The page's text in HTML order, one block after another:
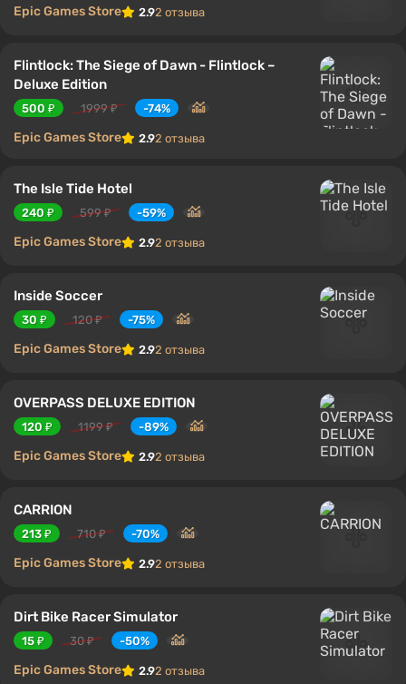
Epic Games Store 2.92 отзыва
Flintlock: The Siege of Dawn - Flintlock –
Deluxe Edition
500 ₽ 1999 ₽ -74%
Epic Games Store 2.92 отзыва
The Isle Tide Hotel
240 ₽ 599 ₽ -59%
Epic Games Store 2.92 отзыва
Inside Soccer
30 ₽ 120 ₽ -75%
Epic Games Store 2.92 отзыва
OVERPASS DELUXE EDITION
120 ₽ 1199 ₽ -89%
Epic Games Store 2.92 отзыва
CARRION
213 ₽ 710 ₽ -70%
Epic Games Store 2.92 отзыва
Dirt Bike Racer Simulator
15 ₽ 30 ₽ -50%
Epic Games Store 2.92 отзыва